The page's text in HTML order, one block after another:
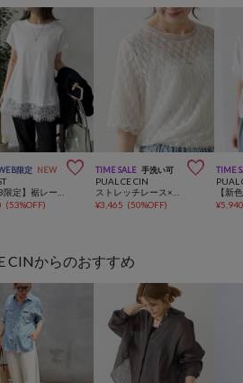
限定 NEW 
(53%OFF)
TIME SALE 手洗い可 
PUAL CE CIN
¥3,465 (50%OFF)
TIME
PUAL
¥
CINからのおすすめ